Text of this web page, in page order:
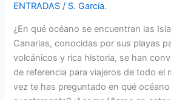
ENTRADAS / S. García.
¿En qué océano se encuentran las
Canarias, conocidas por sus playas
volcánicos y rica historia, se han
de referencia para viajeros de todo el
vez te has preguntado en qué